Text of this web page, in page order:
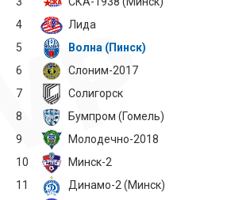
4
Лида
5
Волна (Пинск)
6
Слоним-2017
7
Солигорск
8
Бумпром (Гомель)
9
Молодечно-2018
10
Минск-2
11
Динамо-2 (Минск)